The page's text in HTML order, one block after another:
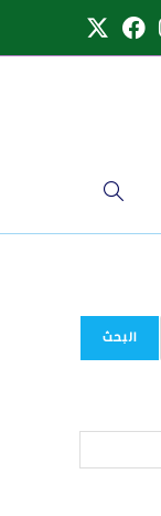
البحث